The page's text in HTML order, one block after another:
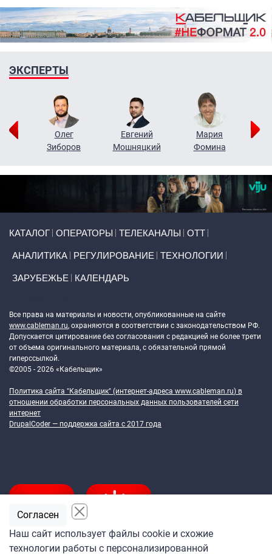
ЭКСПЕРТЫ
Олег
Зиборов
Евгений
Мошняцкий
Мария
Фомина
КАТАЛОГ ОПЕРАТОРЫ ТЕЛЕКАНАЛЫ ОТТ
АНАЛИТИКА РЕГУЛИРОВАНИЕ ТЕХНОЛОГИИ
ЗАРУБЕЖЬЕ КАЛЕНДАРЬ
Все права на материалы и новости, опубликованные на сайте
www.cableman.ru, охраняются в соответствии с законодательством РФ.
Допускается цитирование без согласования с редакцией не более трети
от объема оригинального материала, с обязательной прямой
гиперссылкой.
©2005 - 2026 «Кабельщик»
Политика сайта "Кабельщик" (интернет-адреса www.cableman.ru) в
отношении обработки персональных данных пользователей сети
интернет
DrupalCoder — поддержка сайта c 2017 года
Наш сайт использует файлы cookie и схожие
технологии работы с персонализированной
Согласен